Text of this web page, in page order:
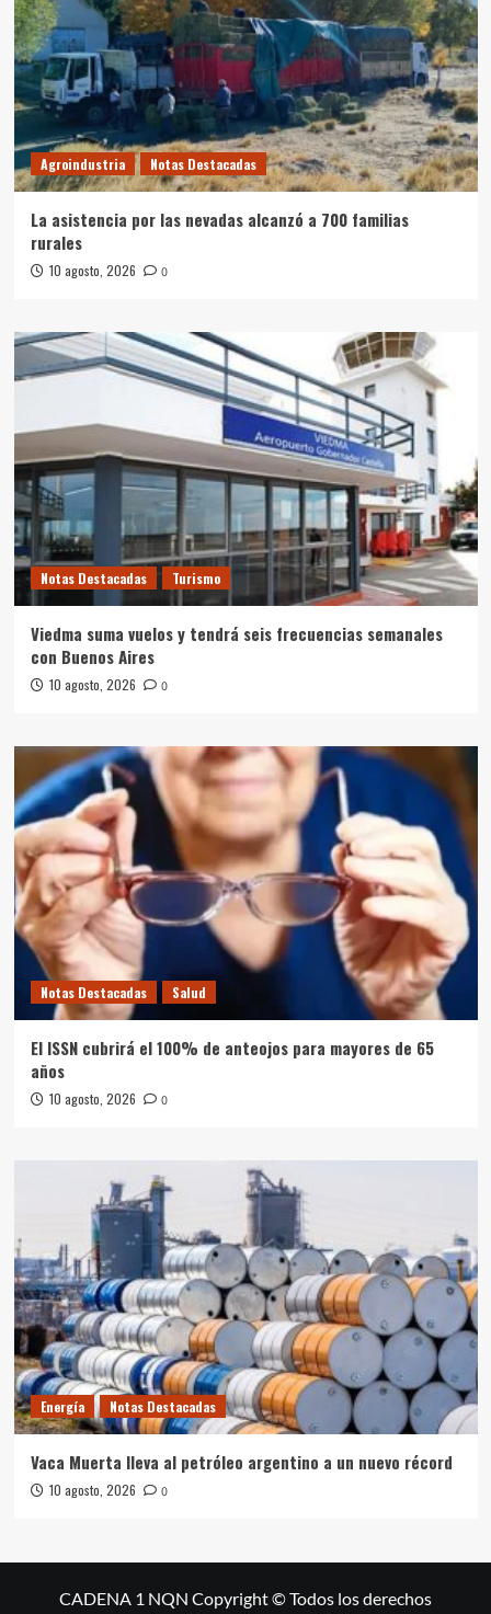
Agroindustria Notas Destacadas
La asistencia por las nevadas alcanzó a 700 familias
rurales
10 agosto, 2026 0
Notas Destacadas Turismo
Viedma suma vuelos y tendrá seis frecuencias semanales
con Buenos Aires
10 agosto, 2026 0
Notas Destacadas Salud
El ISSN cubrirá el 100% de anteojos para mayores de 65
años
10 agosto, 2026 0
Energía Notas Destacadas
Vaca Muerta lleva al petróleo argentino a un nuevo récord
10 agosto, 2026 0
CADENA 1 NQN Copyright © Todos los derechos